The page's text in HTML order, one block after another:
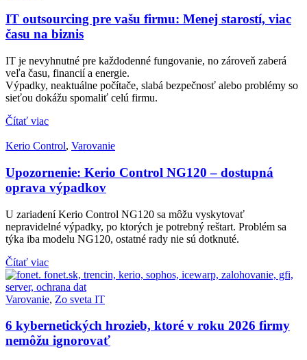
IT outsourcing pre vašu firmu: Menej starostí, viac
času na biznis
IT je nevyhnutné pre každodenné fungovanie, no zároveň zaberá
veľa času, financií a energie.
Výpadky, neaktuálne počítače, slabá bezpečnosť alebo problémy so
sieťou dokážu spomaliť celú firmu.
Čítať viac
Kerio Control, Varovanie
Upozornenie: Kerio Control NG120 – dostupná
oprava výpadkov
U zariadení Kerio Control NG120 sa môžu vyskytovať
nepravidelné výpadky, po ktorých je potrebný reštart. Problém sa
týka iba modelu NG120, ostatné rady nie sú dotknuté.
Čítať viac
Varovanie, Zo sveta IT
6 kybernetických hrozieb, ktoré v roku 2026 firmy
nemôžu ignorovať